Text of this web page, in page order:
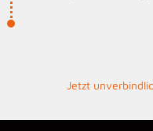
Jetzt